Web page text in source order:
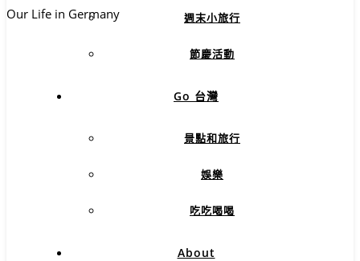
Our Life in Germany 週末小旅行
節慶活動
Go 台灣
景點和旅行
娛樂
吃吃喝喝
About